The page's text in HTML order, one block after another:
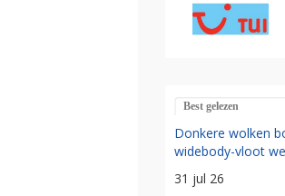
Best gelezen
Donkere wolken
widebody-vloot
31 jul 26